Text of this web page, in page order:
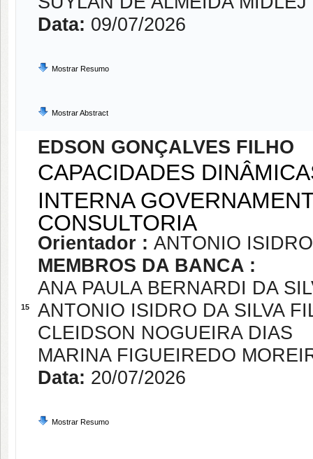
Data: 09/07/2026
Mostrar Resumo
Mostrar Abstract
15
EDSON GONÇALVES FILHO
CAPACIDADES
INTERNA
CONSULTORIA
Orientador : ANTONIO
MEMBROS DA BANCA :
ANA PAULA BERNARDI DA
ANTONIO ISIDRO DA SILVA
CLEIDSON NOGUEIRA DIAS
MARINA FIGUEIREDO
Data: 20/07/2026
Mostrar Resumo